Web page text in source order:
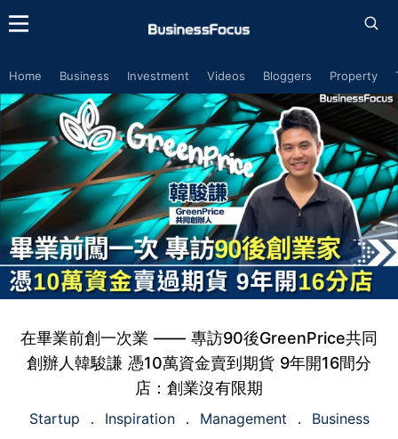
Home Business Investment Videos Bloggers Property
在畢業前創一次業 —— 專訪90後GreenPrice共同
創辦人韓駿謙 憑10萬資金賣到期貨 9年開16間分
店：創業沒有限期
Startup Inspiration Management Business